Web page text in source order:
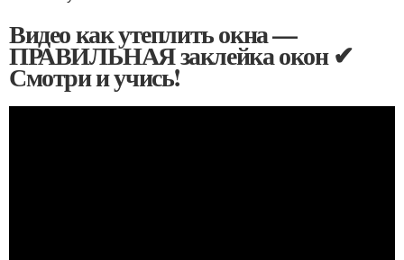
Видео как утеплить окна —
ПРАВИЛЬНАЯ заклейка окон ✔
Смотри и учись!